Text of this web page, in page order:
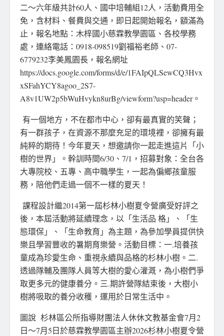
二～六年級共計60人、國中培輔組12人，活動費用全
免，含材料、餐費與交通，即日起開始報名，額滿為
止，報名地點：木梓國小慈霖教學園區、各校學務
處，連絡電話：0918-098519劉福裕老師、07-
6779232李美鳳園長，報名網址
https://docs.google.com/forms/d/e/1FAIpQLSewCQ3Hvx
xSFahYCY8agoo_2S7-
A8v1UW2p5bWuHvykn8urBg/viewform?usp=header。
有一個地方，不在都市中心，卻有最真實的笑聲；
有一群孩子，在資源不那麼充足的環境裡，卻擁有最
純粹的期待！今年夏天，想邀請你一起走進這片「小
樹的世界」。幹訓時間6/30、7/1，招募對象：全台各
大專院校、五專、高中職學生，一起為偏鄉孩童服
務，陪他們走過一個不一樣的夏天！
課程設計繼2014第一屆杉林小樹夏令營廣受好評之
後，本屆活動將延續理念，以「生活品 格」、「生
態環保」、「生命教育」為主題，為參加學員提供快
樂且學習豐收的暑期育樂營。活動目標：一.培養孩
童成為珍愛生命、重視永續與品格的杉林小樹。二.
透過隊輔及團隊人員等大樹的愛心灌溉，為小樹們爭
取更多元的健康養分。三.期許營隊結束後，大樹小
樹將吸取的養分收穫，運用於日常生活中。
圖說 杉林區公所指導財團法人休休文教基金會7月2
日～7月5日於慈霖教學園區主辦2026杉林小樹夏令營